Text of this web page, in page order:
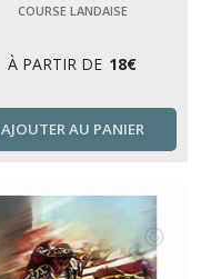
COURSE LANDAISE
À PARTIR DE 18€
AJOUTER AU PANIER